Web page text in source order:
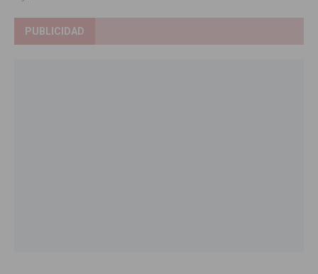
PUBLICIDAD